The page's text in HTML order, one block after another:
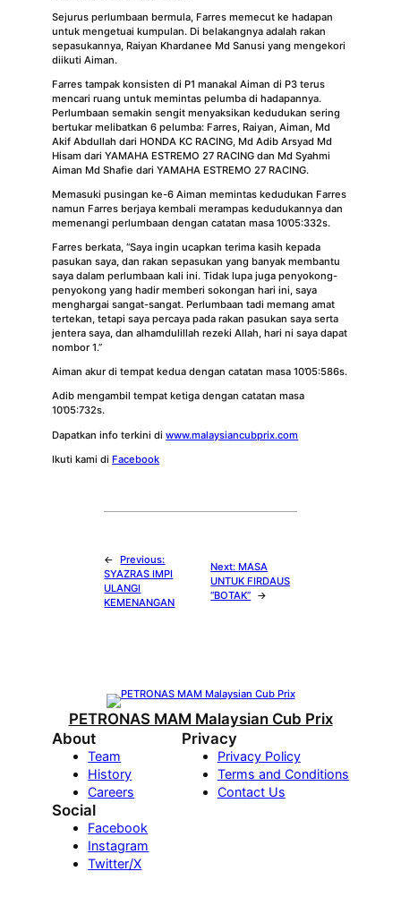
Sejurus perlumbaan bermula, Farres memecut ke hadapan
untuk mengetuai kumpulan. Di belakangnya adalah rakan
sepasukannya, Raiyan Khardanee Md Sanusi yang mengekori
diikuti Aiman.
Farres tampak konsisten di P1 manakal Aiman di P3 terus
mencari ruang untuk memintas pelumba di hadapannya.
Perlumbaan semakin sengit menyaksikan kedudukan sering
bertukar melibatkan 6 pelumba: Farres, Raiyan, Aiman, Md
Akif Abdullah dari HONDA KC RACING, Md Adib Arsyad Md
Hisam dari YAMAHA ESTREMO 27 RACING dan Md Syahmi
Aiman Md Shafie dari YAMAHA ESTREMO 27 RACING.
Memasuki pusingan ke-6 Aiman memintas kedudukan Farres
namun Farres berjaya kembali merampas kedudukannya dan
memenangi perlumbaan dengan catatan masa 10’05:332s.
Farres berkata, “Saya ingin ucapkan terima kasih kepada
pasukan saya, dan rakan sepasukan yang banyak membantu
saya dalam perlumbaan kali ini. Tidak lupa juga penyokong-
penyokong yang hadir memberi sokongan hari ini, saya
menghargai sangat-sangat. Perlumbaan tadi memang amat
tertekan, tetapi saya percaya pada rakan pasukan saya serta
jentera saya, dan alhamdulillah rezeki Allah, hari ni saya dapat
nombor 1.”
Aiman akur di tempat kedua dengan catatan masa 10’05:586s.
Adib mengambil tempat ketiga dengan catatan masa
10’05:732s.
Dapatkan info terkini diwww.malaysiancubprix.com
Ikuti kami diFacebook
←
Previous:
SYAZRAS IMPI
ULANGI
KEMENANGAN
Next:MASA
UNTUK FIRDAUS
“BOTAK” →
PETRONAS MAM Malaysian Cub Prix
About
Team
History
Careers
Privacy
Privacy Policy
Terms and Conditions
Contact Us
Social
Facebook
Instagram
Twitter/X